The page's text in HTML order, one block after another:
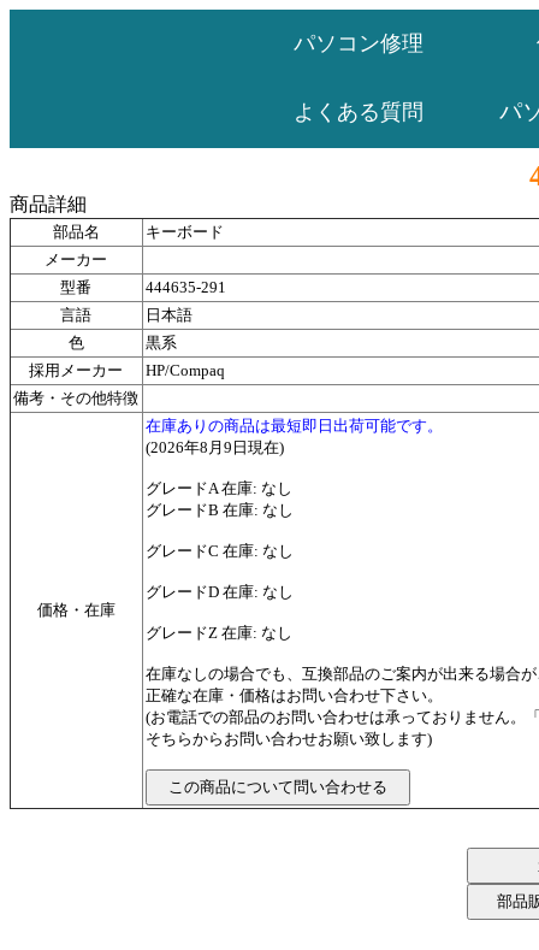
パソコン修理
よくある質問 パ
商品詳細
部品名
キーボード
メーカー
型番
444635-291
言語
日本語
色
黒系
採用メーカー
HP/Compaq
備考・その他特徴
価格・在庫
在庫ありの商品は最短即日出荷可能です。
(2026年8月9日現在)
グレードA 在庫: なし
グレードB 在庫: なし
グレードC 在庫: なし
グレードD 在庫: なし
グレードZ 在庫: なし
在庫なしの場合でも、互換部品のご案内が出来る場合
正確な在庫・価格はお問い合わせ下さい。
(お電話での部品のお問い合わせは承っておりません。
そちらからお問い合わせお願い致します)